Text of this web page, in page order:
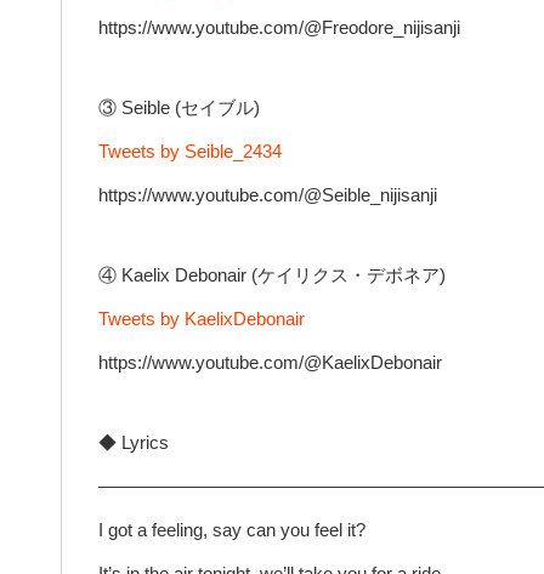
https://www.youtube.com/@Freodore_nijisanji
③ Seible (セイブル)
Tweets by Seible_2434
https://www.youtube.com/@Seible_nijisanji
④ Kaelix Debonair (ケイリクス・デボネア)
Tweets by KaelixDebonair
https://www.youtube.com/@KaelixDebonair
◆ Lyrics
————————————————————————–
I got a feeling, say can you feel it?